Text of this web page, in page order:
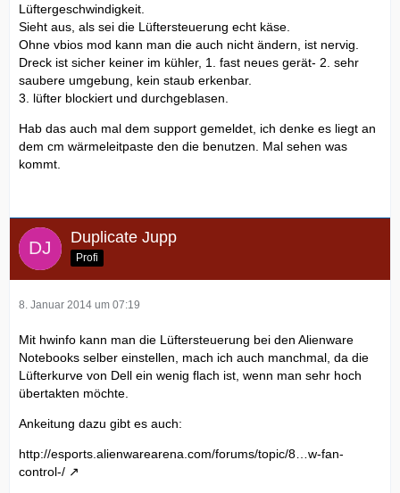
Lüftergeschwindigkeit.
Sieht aus, als sei die Lüftersteuerung echt käse.
Ohne vbios mod kann man die auch nicht ändern, ist nervig.
Dreck ist sicher keiner im kühler, 1. fast neues gerät- 2. sehr
saubere umgebung, kein staub erkenbar.
3. lüfter blockiert und durchgeblasen.
Hab das auch mal dem support gemeldet, ich denke es liegt an
dem cm wärmeleitpaste den die benutzen. Mal sehen was
kommt.
Duplicate Jupp
Profi
8. Januar 2014 um 07:19
Mit hwinfo kann man die Lüftersteuerung bei den Alienware
Notebooks selber einstellen, mach ich auch manchmal, da die
Lüfterkurve von Dell ein wenig flach ist, wenn man sehr hoch
übertakten möchte.
Ankeitung dazu gibt es auch:
http://esports.alienwarearena.com/forums/topic/8…w-fan-
control-/